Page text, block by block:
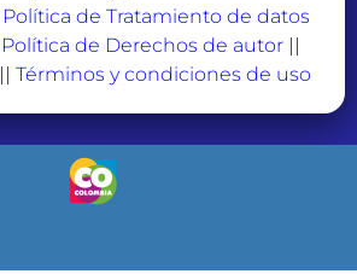
Política de Tratamiento de datos
Política de Derechos de autor||
|| Términos y condiciones de uso